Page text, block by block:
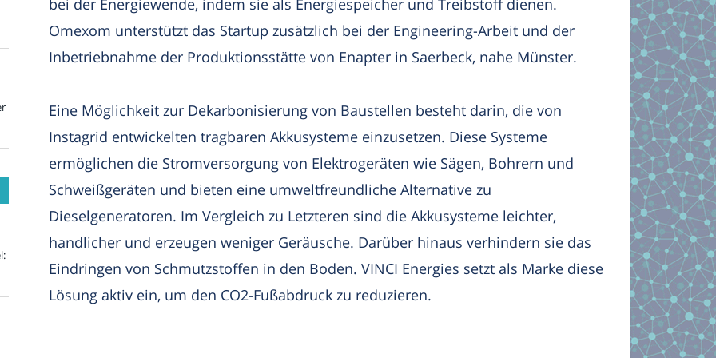
bei der Energiewende, indem sie als Energiespeicher und Treibstoff dienen.
Omexom unterstützt das Startup zusätzlich bei der Engineering-Arbeit und der
Inbetriebnahme der Produktionsstätte von Enapter in Saerbeck, nahe Münster.
Eine Möglichkeit zur Dekarbonisierung von Baustellen besteht darin, die von
Instagrid entwickelten tragbaren Akkusysteme einzusetzen. Diese Systeme
ermöglichen die Stromversorgung von Elektrogeräten wie Sägen, Bohrern und
Schweißgeräten und bieten eine umweltfreundliche Alternative zu
Dieselgeneratoren. Im Vergleich zu Letzteren sind die Akkusysteme leichter,
handlicher und erzeugen weniger Geräusche. Darüber hinaus verhindern sie das
Eindringen von Schmutzstoffen in den Boden. VINCI Energies setzt als Marke diese
Lösung aktiv ein, um den CO2-Fußabdruck zu reduzieren.